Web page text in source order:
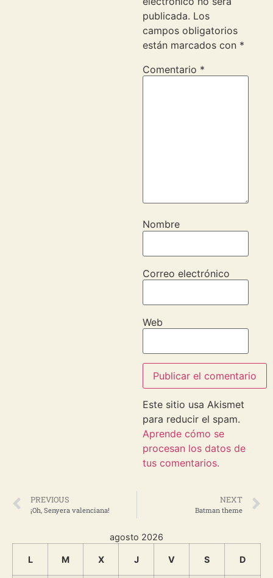
publicada. Los
campos obligatorios
están marcados con *
Comentario *
Nombre
Correo electrónico
Web
Este sitio usa Akismet
para reducir el spam.
Aprende cómo se
procesan los datos de
tus comentarios.
PREVIOUS
¡Oh, Senyera valenciana!
NEXT
Batman theme
agosto 2026
L M X J V S D